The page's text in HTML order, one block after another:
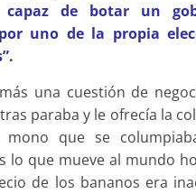
capaz de botar un
uno de la propia
una cuestión de
paraba y le ofrecía la
que se
lo que mueve al mundo
de los bananos era